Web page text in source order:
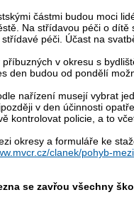
částmi budou moci
Na střídavou péči o
péči. Účast na
příbuzných v okresu s
den budou od pondělí
nařízení musejí vybrat
v den účinnosti
kontrolovat policie, a to
okresy a formuláře ke
clanek/pohyb-
se zavřou všechny